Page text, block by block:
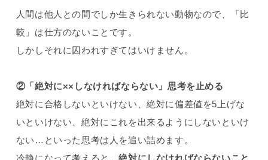
人間は他人との間でしか生きられない動物なので、「比
較」は仕方のないことです。
しかしそれに囚われすぎてはいけません。
②「絶対に××しなければならない」思考を止める
絶対に合格しないといけない、絶対に偏差値を5上げな
いといけない、絶対にこれを出来るようにしないといけ
ない…といった思考は人を追い詰めます。
冷静になって考えると、絶対にしなければならないこと